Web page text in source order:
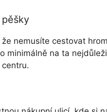
nemusíte cestovat
minimálně na ta